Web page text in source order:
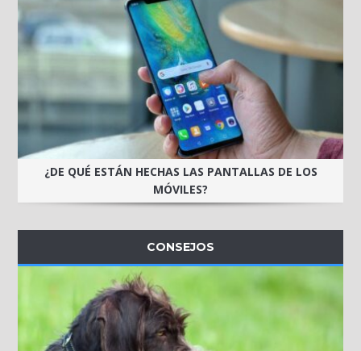
¿DE QUÉ ESTÁN HECHAS LAS PANTALLAS DE LOS
MÓVILES?
CONSEJOS